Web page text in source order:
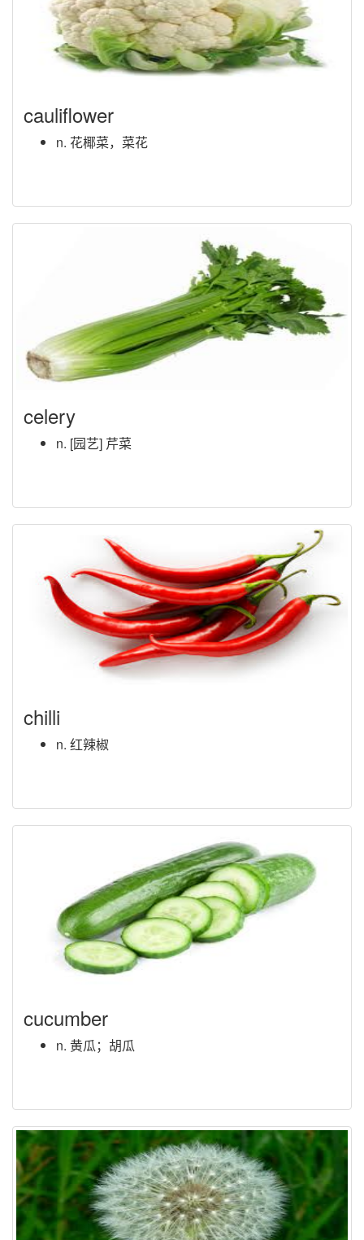
cauliflower
n. 花椰菜，菜花
celery
n. [园艺] 芹菜
chilli
n. 红辣椒
cucumber
n. 黄瓜；胡瓜